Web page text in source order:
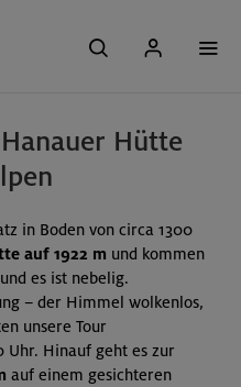
Hütte
in Boden von circa 1300
auf 1922 m und kommen
es ist nebelig.
– der Himmel wolkenlos,
unsere Tour
Hinauf geht es zur
auf einem gesichteren